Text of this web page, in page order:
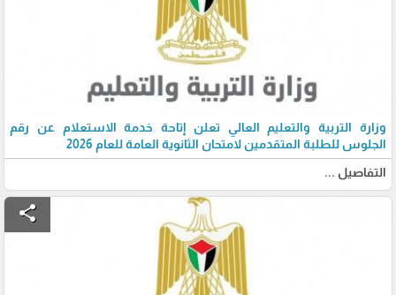
وزارة التربية والتعليم العالي تعلن إتاحة خدمة الاستعلام عن رقم
الجلوس للطلبة المتقدمين لامتحان الثانوية العامة للعام 2026
التفاصيل ...
share